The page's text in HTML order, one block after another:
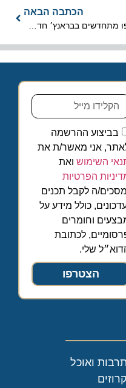
הכתבה הבאה
בביצוע ההרשמה
אני מאשר/ת את
השימוש ואת
הפרטיות
ה לקבל תכנים
כולל מידע על
וחומרים
לכתובת
שלי.
הצטרפו
תרבות ואוכל
קרוזים